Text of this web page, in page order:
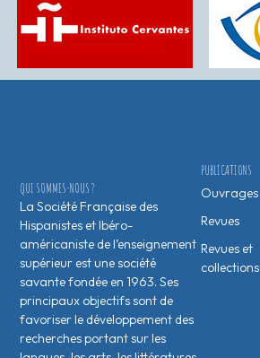
PUBLICATIONS
Ouvrages
Revues
Revues et
collections
QUI SOMMES-NOUS ?
La Société Française des
Hispanistes et Ibéro-
américaniste de l’enseignement
supérieur est une société
savante fondée en 1963. Ses
principaux objectifs sont de
favoriser le développement des
recherches portant sur les